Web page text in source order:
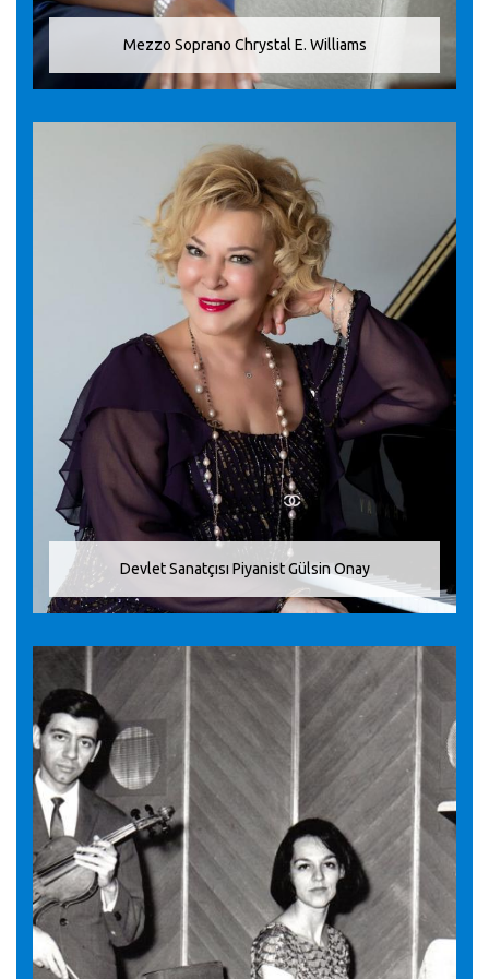
Mezzo Soprano Chrystal E. Williams
Devlet Sanatçısı Piyanist Gülsin Onay